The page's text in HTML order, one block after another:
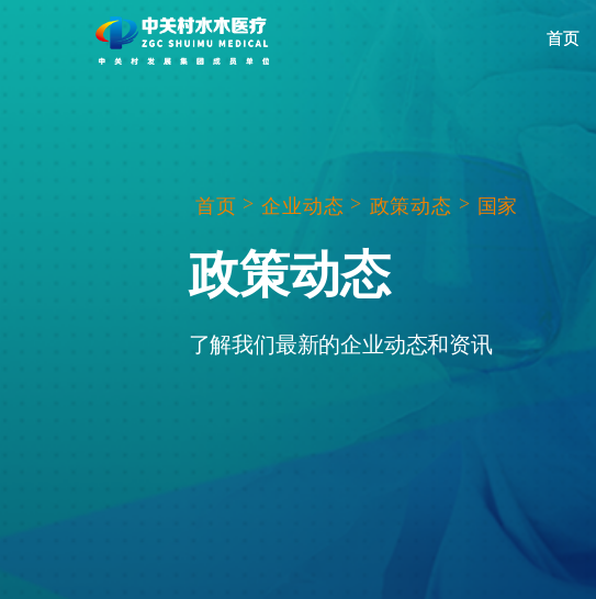
首页
首页 > 企业动态 > 政策动态 > 国家
政策动态
了解我们最新的企业动态和资讯
首页